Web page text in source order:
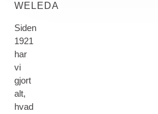
WELEDA
Siden
1921
har
vi
gjort
alt,
hvad